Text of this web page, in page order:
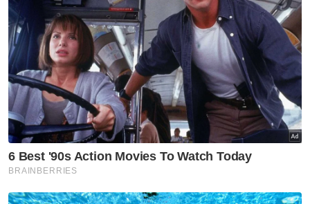
Dalam pada itu, menurut Ahmad Zahid,
antara isu yang perlu ditangani adalah
kerjasama parti itu dengan DAP dalam
Kerajaan Perpaduan.
“Saya sedar tentang gesaan sebegitu (untuk
dia berundur). Apa yang saya boleh berikrar
ialah saya dengan bantuan kepimpinan parti
akan melakukan lebih banyak lagi untuk
mendapatkan semula keyakinan rakyat.